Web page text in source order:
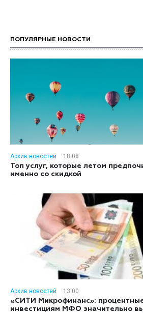
ПОПУЛЯРНЫЕ НОВОСТИ
Архив новостей
18:08
Топ услуг, которые летом
именно со скидкой
Архив новостей
13:00
«СИТИ Микрофинанс»:
инвестициям МФО значительно